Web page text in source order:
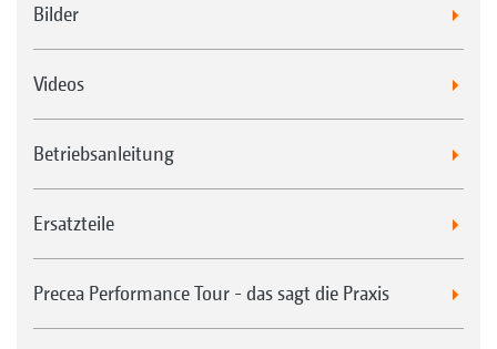
Bilder
Videos
Betriebsanleitung
Ersatzteile
Precea Performance Tour - das sagt die Praxis